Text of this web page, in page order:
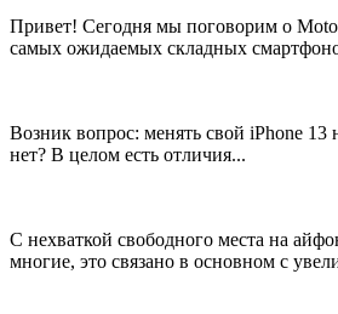
Привет! Сегодня мы поговорим о
самых ожидаемых складных
Возник вопрос: менять свой iPhone
нет? В целом есть отличия...
С нехваткой свободного места на
многие, это связано в основном с